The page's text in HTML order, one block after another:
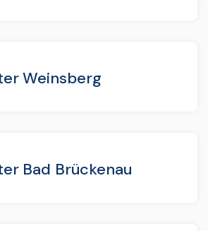
Weinsberg
Bad Brückenau